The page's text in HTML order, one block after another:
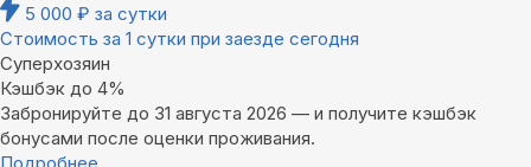
5 000 ₽ за сутки
Стоимость за 1 сутки при заезде сегодня
Суперхозяин
Кэшбэк до 4%
Забронируйте до 31 августа 2026 — и получите кэшбэк
бонусами после оценки проживания.